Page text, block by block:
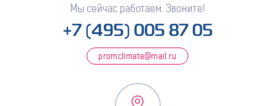
Мы сейчас работаем. Звоните!
+7 (495) 005 87 05
promclimate@mail.ru